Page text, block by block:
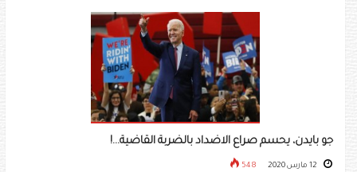
جو بايدن، يحسم صراع الاضداد بالضربة القاضية...!
548